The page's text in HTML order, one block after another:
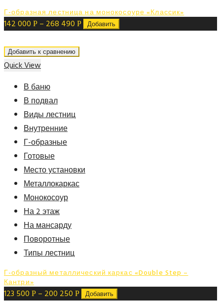
Г-образная лестница на монокосоуре «Классик»
142 000 Р – 268 490 Р Добавить
Добавить к сравнению
Quick View
В баню
В подвал
Виды лестниц
Внутренние
Г-образные
Готовые
Место установки
Металлокаркас
Монокосоур
На 2 этаж
На мансарду
Поворотные
Типы лестниц
Г-образный металлический каркас «Double Step –
Кантри»
123 500 Р – 200 250 Р Добавить